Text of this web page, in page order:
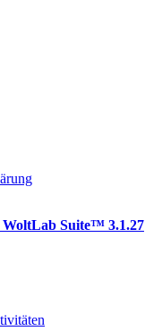
WoltLab Suite™ 3.1.27